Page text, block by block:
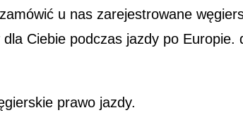
u nas zarejestrowane
Ciebie podczas jazdy po
prawo jazdy.